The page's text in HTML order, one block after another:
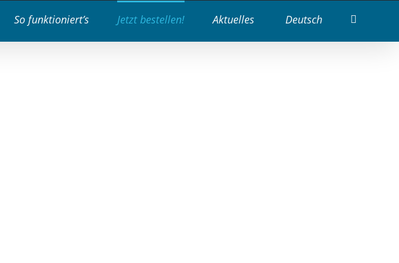
So funktioniert’s Jetzt bestellen! Aktuelles Deutsch